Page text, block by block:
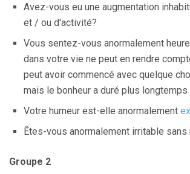
Avez-vous eu une augmentation
et / ou d'activité?
Vous sentez-vous anormalement
dans votre vie ne peut en rendre
peut avoir commencé avec quelque
mais le bonheur a duré plus longtemps
Votre humeur est-elle anormalement
Êtes-vous anormalement irritable sans
Groupe 2